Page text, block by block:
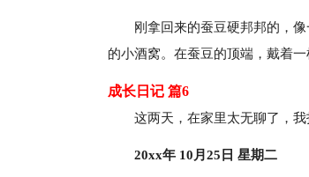
刚拿回来的蚕豆硬邦邦的，
的小酒窝。在蚕豆的顶端，戴着
成长日记 篇6
这两天，在家里太无聊了，
20xx年 10月25日 星期二